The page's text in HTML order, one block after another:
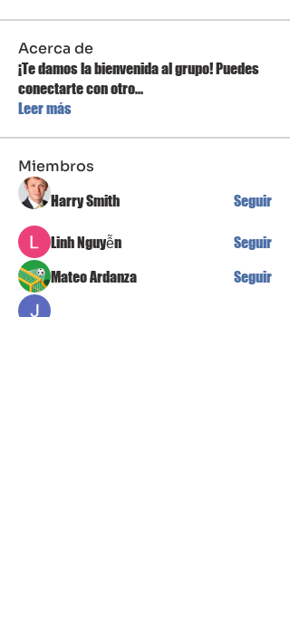
Acerca de
¡Te damos la bienvenida al grupo! Puedes
conectarte con otro...
Leer más
Miembros
Harry Smith Seguir
Linh Nguyễn
Seguir
Mateo Ardanza
Seguir